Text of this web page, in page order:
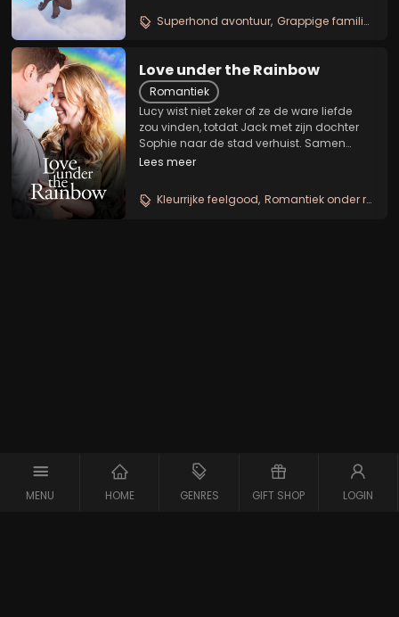
MENU HOME GENRES GIFT SHOP LOGIN
beschermen van wie hij het meest houdt.
Al snel ontdekt hij...
Superhond avontuur Grappige familiefilm
Love under the Rainbow
Romantiek
Lucy wist niet zeker of ze de ware liefde
zou vinden, totdat Jack met zijn dochter
Sophie naar de stad verhuist. Samen
leren ze haar dat het nooit te laat is om
Lees meer
Kleurrijke feelgood Romantiek onder regenbogen